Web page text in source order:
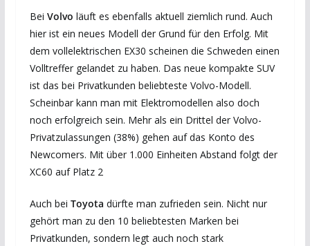
Bei Volvo läuft es ebenfalls aktuell ziemlich rund. Auch
hier ist ein neues Modell der Grund für den Erfolg. Mit
dem vollelektrischen EX30 scheinen die Schweden einen
Volltreffer gelandet zu haben. Das neue kompakte SUV
ist das bei Privatkunden beliebteste Volvo-Modell.
Scheinbar kann man mit Elektromodellen also doch
noch erfolgreich sein. Mehr als ein Drittel der Volvo-
Privatzulassungen (38%) gehen auf das Konto des
Newcomers. Mit über 1.000 Einheiten Abstand folgt der
XC60 auf Platz 2
Auch bei Toyota dürfte man zufrieden sein. Nicht nur
gehört man zu den 10 beliebtesten Marken bei
Privatkunden, sondern legt auch noch stark